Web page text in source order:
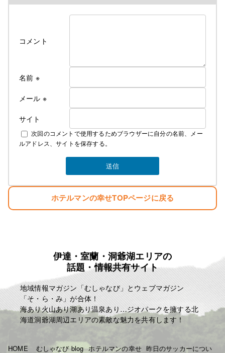
コメント
名前 ※
メール ※
サイト
次回のコメントで使用するためブラウザーに自分の名前、メー
ルアドレス、サイトを保存する。
ホテルマンの幸せTOPページに戻る
伊達・室蘭・洞爺湖エリアの
話題・情報共有サイト
地域情報マガジン「むしゃなび」とウェブマガジン
「そ・ら・み」が合体！
海あり火山あり湖あり温泉あり…ジオパークを擁する北
海道洞爺湖周辺エリアの素敵な魅力を共有します！
HOME むしゃなび blog ホテルマンの幸せ 昨日のサッカーについ